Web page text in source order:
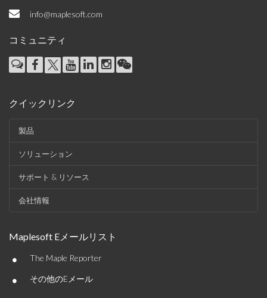
info@maplesoft.com
コミュニティ
クイックリンク
製品
ソリューション
サポート & リソース
会社情報
Maplesoft Eメールリスト
• The Maple Reporter
• その他のEメール